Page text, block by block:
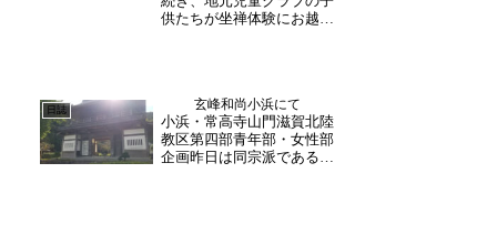
供たちが坐禅体験にお越し
ほぐしていきます。その
後、足の組み方・姿勢の正
し方・呼吸の仕方を聞きな
が...
日誌 玄峰和尚小浜にて
小浜・常高寺山門滋賀北陸
教区第四部青年部・女性部
企画昨日は同宗派である、